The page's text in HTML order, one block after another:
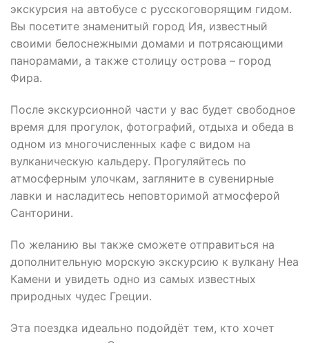
экскурсия на автобусе с русскоговорящим гидом.
Вы посетите знаменитый город Ия, известный
своими белоснежными домами и потрясающими
панорамами, а также столицу острова – город
Фира.
После экскурсионной части у вас будет свободное
время для прогулок, фотографий, отдыха и обеда в
одном из многочисленных кафе с видом на
вулканическую кальдеру. Прогуляйтесь по
атмосферным улочкам, загляните в сувенирные
лавки и насладитесь неповторимой атмосферой
Санторини.
По желанию вы также сможете отправиться на
дополнительную морскую экскурсию к вулкану Неа
Камени и увидеть одно из самых известных
природных чудес Греции.
Эта поездка идеально подойдёт тем, кто хочет